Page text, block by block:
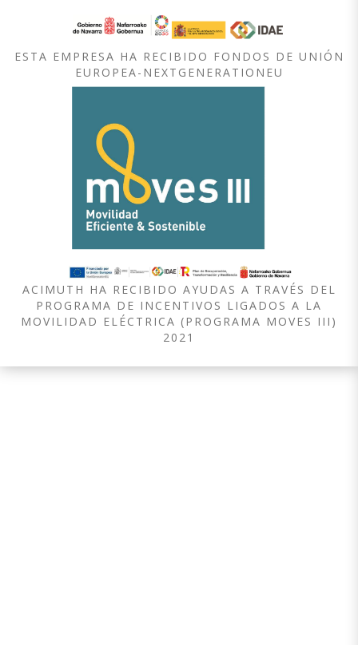
ESTA EMPRESA HA RECIBIDO FONDOS DE UNIÓN
EUROPEA-NEXTGENERATIONEU
ACIMUTH HA RECIBIDO AYUDAS A TRAVÉS DEL
PROGRAMA DE INCENTIVOS LIGADOS A LA
MOVILIDAD ELÉCTRICA (PROGRAMA MOVES III)
2021